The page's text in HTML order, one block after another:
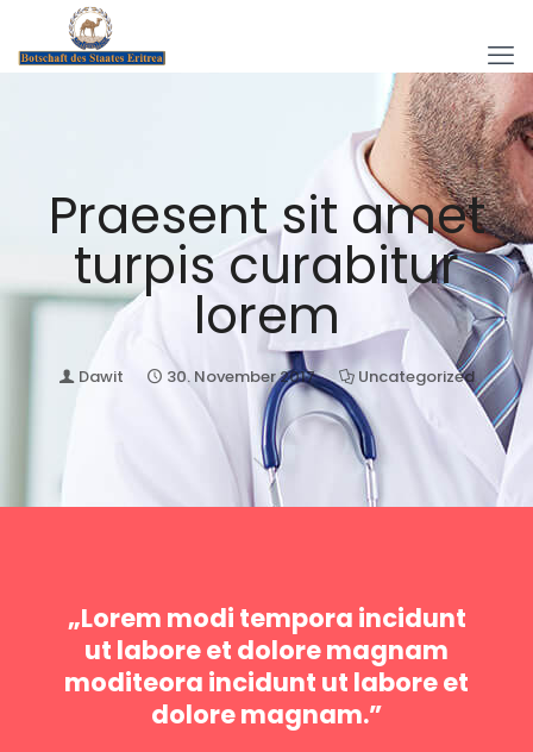
Praesent sit amet
turpis curabitur
lorem
Dawit 30. November 2017 Uncategorized
„Lorem modi tempora incidunt
ut labore et dolore magnam
moditeora incidunt ut labore et
dolore magnam.”